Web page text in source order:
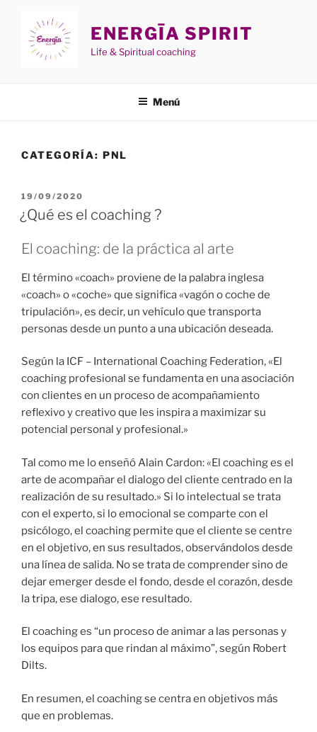
contenido
ENERGĪA SPIRIT
Life & Spiritual coaching
Menú
CATEGORÍA: PNL
PUBLICADO
EL
19/09/2020
¿Qué es el coaching ?
El coaching: de la práctica al arte
El término «coach» proviene de la palabra inglesa
«coach» o «coche» que significa «vagón o coche de
tripulación», es decir, un vehículo que transporta
personas desde un punto a una ubicación deseada.
Según la ICF – International Coaching Federation, «El
coaching profesional se fundamenta en una asociación
con clientes en un proceso de acompañamiento
reflexivo y creativo que les inspira a maximizar su
potencial personal y profesional.»
Tal como me lo enseñó Alain Cardon: «El coaching es el
arte de acompañar el dialogo del cliente centrado en la
realización de su resultado.» Si lo intelectual se trata
con el experto, si lo emocional se comparte con el
psicólogo, el coaching permite que el cliente se centre
en el objetivo, en sus resultados, observándolos desde
una línea de salida. No se trata de comprender sino de
dejar emerger desde el fondo, desde el corazón, desde
la tripa, ese dialogo, ese resultado.
El coaching es “un proceso de animar a las personas y
los equipos para que rindan al máximo”, según Robert
Dilts.
En resumen, el coaching se centra en objetivos más
que en problemas.